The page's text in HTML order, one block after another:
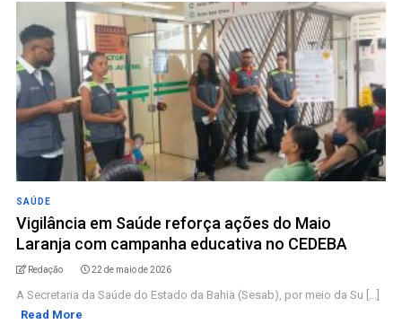
SAÚDE
Vigilância em Saúde reforça ações do Maio
Laranja com campanha educativa no CEDEBA
Redação 22 de maio de 2026
A Secretaria da Saúde do Estado da Bahia (Sesab), por meio da Su [...]
Read More